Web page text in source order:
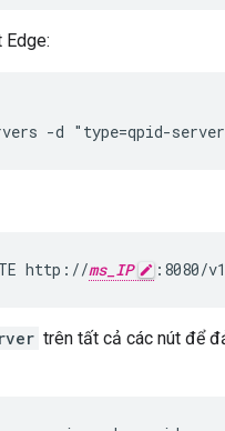
-d "type=qpid-
http://ms_IP :8080/
trên tất cả các nút để